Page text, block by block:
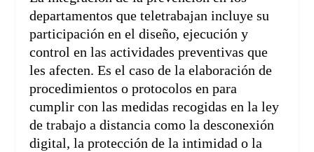
departamentos que teletrabajan incluye su
participación en el diseño, ejecución y
control en las actividades preventivas que
les afecten. Es el caso de la elaboración de
procedimientos o protocolos en para
cumplir con las medidas recogidas en la ley
de trabajo a distancia como la desconexión
digital, la protección de la intimidad o la